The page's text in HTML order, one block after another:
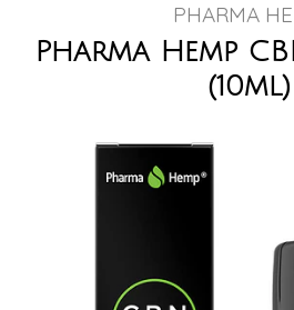
PHARMA
Pharma Hemp
(10ml)